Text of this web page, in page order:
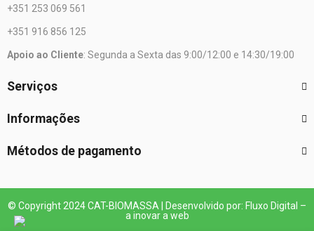
+351 253 069 561
+351 916 856 125
Apoio ao Cliente: Segunda a Sexta das 9:00/12:00 e 14:30/19:00
Serviços
Informações
Métodos de pagamento
© Copyright 2024 CAT-BIOMASSA | Desenvolvido por: Fluxo Digital –
a inovar a web